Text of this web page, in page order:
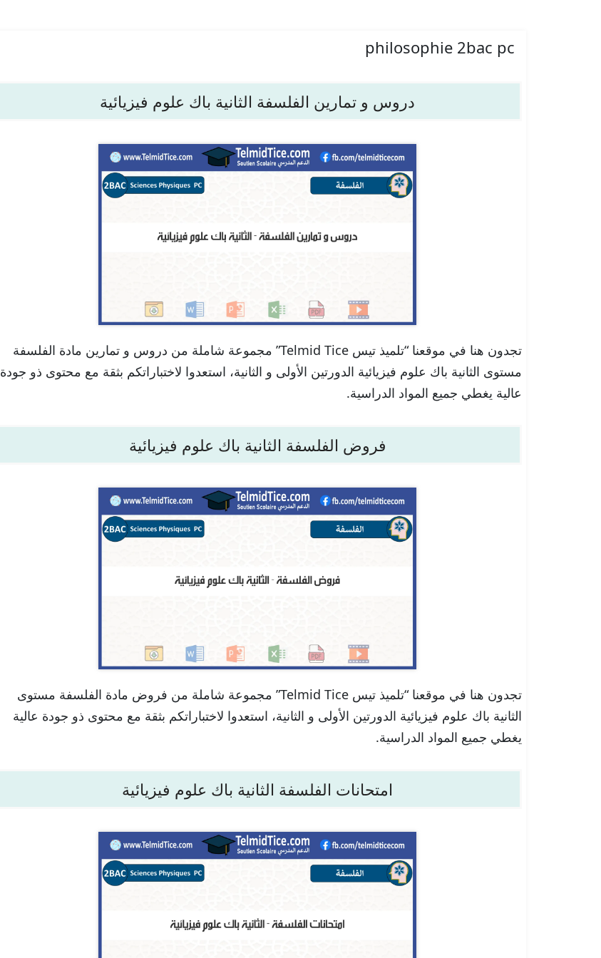
philosophie 2bac pc
دروس و تمارين الفلسفة الثانية باك علوم فيزيائية
تجدون هنا في موقعنا “تلميذ تيس Telmid Tice” مجموعة شاملة من دروس و تمارين مادة الفلسفة
مستوى الثانية باك علوم فيزيائية الدورتين الأولى و الثانية، استعدوا لاختباراتكم بثقة مع محتوى ذو جودة
عالية يغطي جميع المواد الدراسية.
فروض الفلسفة الثانية باك علوم فيزيائية
تجدون هنا في موقعنا “تلميذ تيس Telmid Tice” مجموعة شاملة من فروض مادة الفلسفة مستوى
الثانية باك علوم فيزيائية الدورتين الأولى و الثانية، استعدوا لاختباراتكم بثقة مع محتوى ذو جودة عالية
يغطي جميع المواد الدراسية.
امتحانات الفلسفة الثانية باك علوم فيزيائية